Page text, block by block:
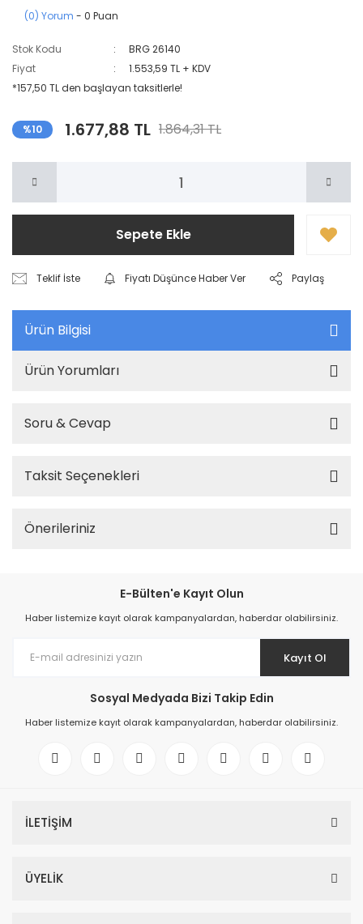
(0) Yorum - 0 Puan
Stok Kodu
BRG 26140
Fiyat
1.553,59 TL + KDV
*157,50 TL den başlayan taksitlerle!
%10 1.677,88 TL 1.864,31 TL
Sepete Ekle
Teklif İste Fiyatı Düşünce Haber Ver Paylaş
Ürün Bilgisi
Ürün Yorumları
Soru & Cevap
Taksit Seçenekleri
Önerileriniz
E-Bülten'e Kayıt Olun
Haber listemize kayıt olarak kampanyalardan, haberdar olabilirsiniz.
Kayıt Ol
Sosyal Medyada Bizi Takip Edin
Haber listemize kayıt olarak kampanyalardan, haberdar olabilirsiniz.
İLETİŞİM
ÜYELİK